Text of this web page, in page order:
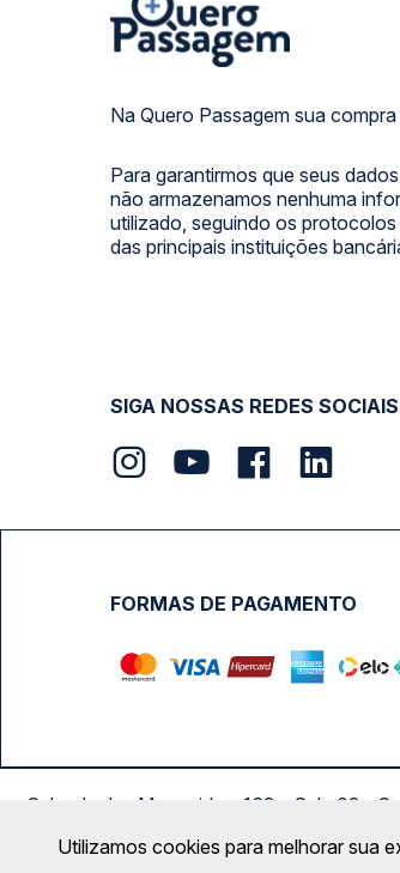
Na Quero Passagem sua
Para garantirmos que seus
não armazenamos nenhuma
utilizado, seguindo os
das principais instituições
SIGA NOSSAS REDES
FORMAS DE PAGAMENTO
Calçada das Margaridas, 163 - Sala 02 -
Utilizamos cookies para melhorar sua